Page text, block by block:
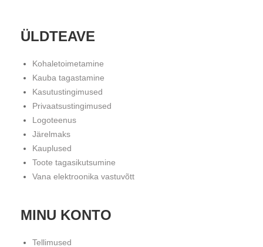
ÜLDTEAVE
Kohaletoimetamine
Kauba tagastamine
Kasutustingimused
Privaatsustingimused
Logoteenus
Järelmaks
Kauplused
Toote tagasikutsumine
Vana elektroonika vastuvõtt
MINU KONTO
Tellimused